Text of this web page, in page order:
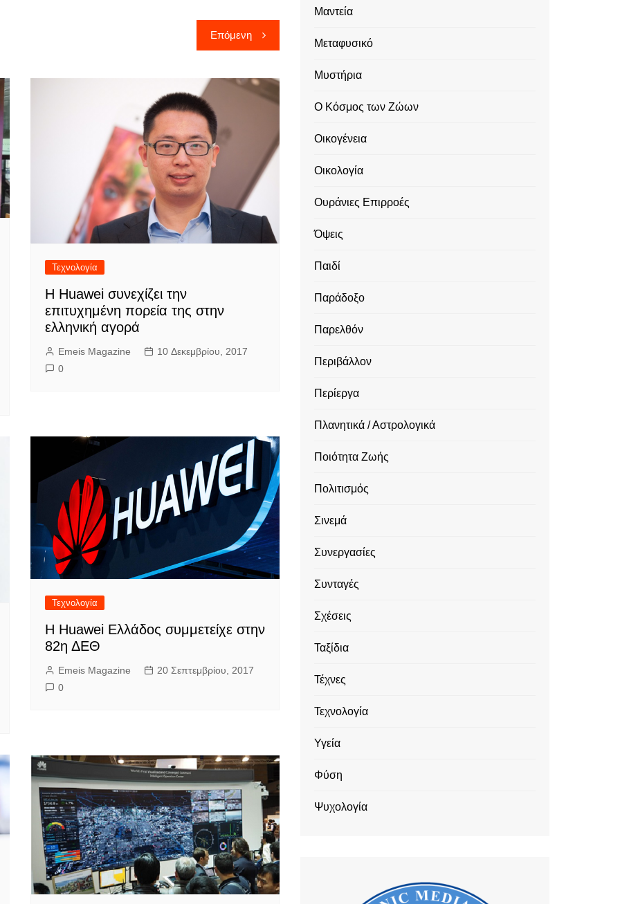
Επόμενη
Τεχνολογία
Η Huawei συνεχίζει την
επιτυχημένη πορεία της στην
ελληνική αγορά
Emeis Magazine
10 Δεκεμβρίου, 2017
0
Τεχνολογία
Η Huawei Ελλάδος συμμετείχε στην
82η ΔΕΘ
Emeis Magazine
20 Σεπτεμβρίου, 2017
0
Μαντεία
Μεταφυσικό
Μυστήρια
Ο Κόσμος των Ζώων
Οικογένεια
Οικολογία
Ουράνιες Επιρροές
Όψεις
Παιδί
Παράδοξο
Παρελθόν
Περιβάλλον
Περίεργα
Πλανητικά / Αστρολογικά
Ποιότητα Ζωής
Πολιτισμός
Σινεμά
Συνεργασίες
Συνταγές
Σχέσεις
Ταξίδια
Τέχνες
Τεχνολογία
Υγεία
Φύση
Ψυχολογία